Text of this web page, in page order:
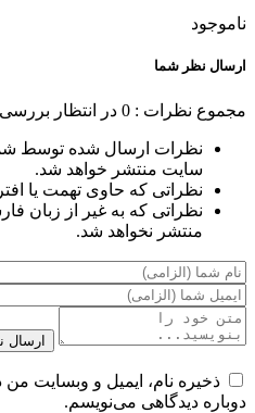
ناموجود
ارسال نظر شما
مجموع نظرات : 0 در انتظار بررسی
نظرات ارسال شده توسط
سایت منتشر خواهد شد.
نظراتی که حاوی تهمت یا
نظراتی که به غیر از زبان
منتشر نخواهد شد.
ارسال
ذخیره نام، ایمیل و وبسایت
دوباره دیدگاهی می‌نویسم.